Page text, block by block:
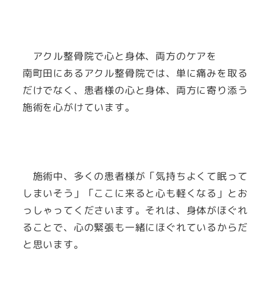
アクル整骨院で心と身体、両方のケアを
南町田にあるアクル整骨院では、単に痛みを取る
だけでなく、患者様の心と身体、両方に寄り添う
施術を心がけています。
施術中、多くの患者様が「気持ちよくて眠って
しまいそう」「ここに来ると心も軽くなる」とお
っしゃってくださいます。それは、身体がほぐれ
ることで、心の緊張も一緒にほぐれているからだ
と思います。